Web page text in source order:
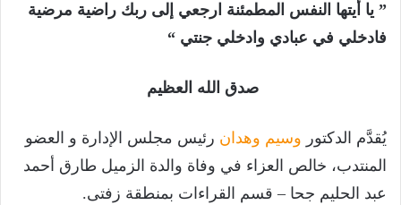
” يا أيتها النفس المطمئنة ارجعي إلى ربك راضية مرضية
فادخلي في عبادي وادخلي جنتي “
صدق الله العظيم
يُقدَّم الدكتور وسيم وهدان رئيس مجلس الإدارة و العضو
المنتدب، خالص العزاء في وفاة والدة الزميل طارق أحمد
عبد الحليم جحا – قسم القراءات بمنطقة زفتى.